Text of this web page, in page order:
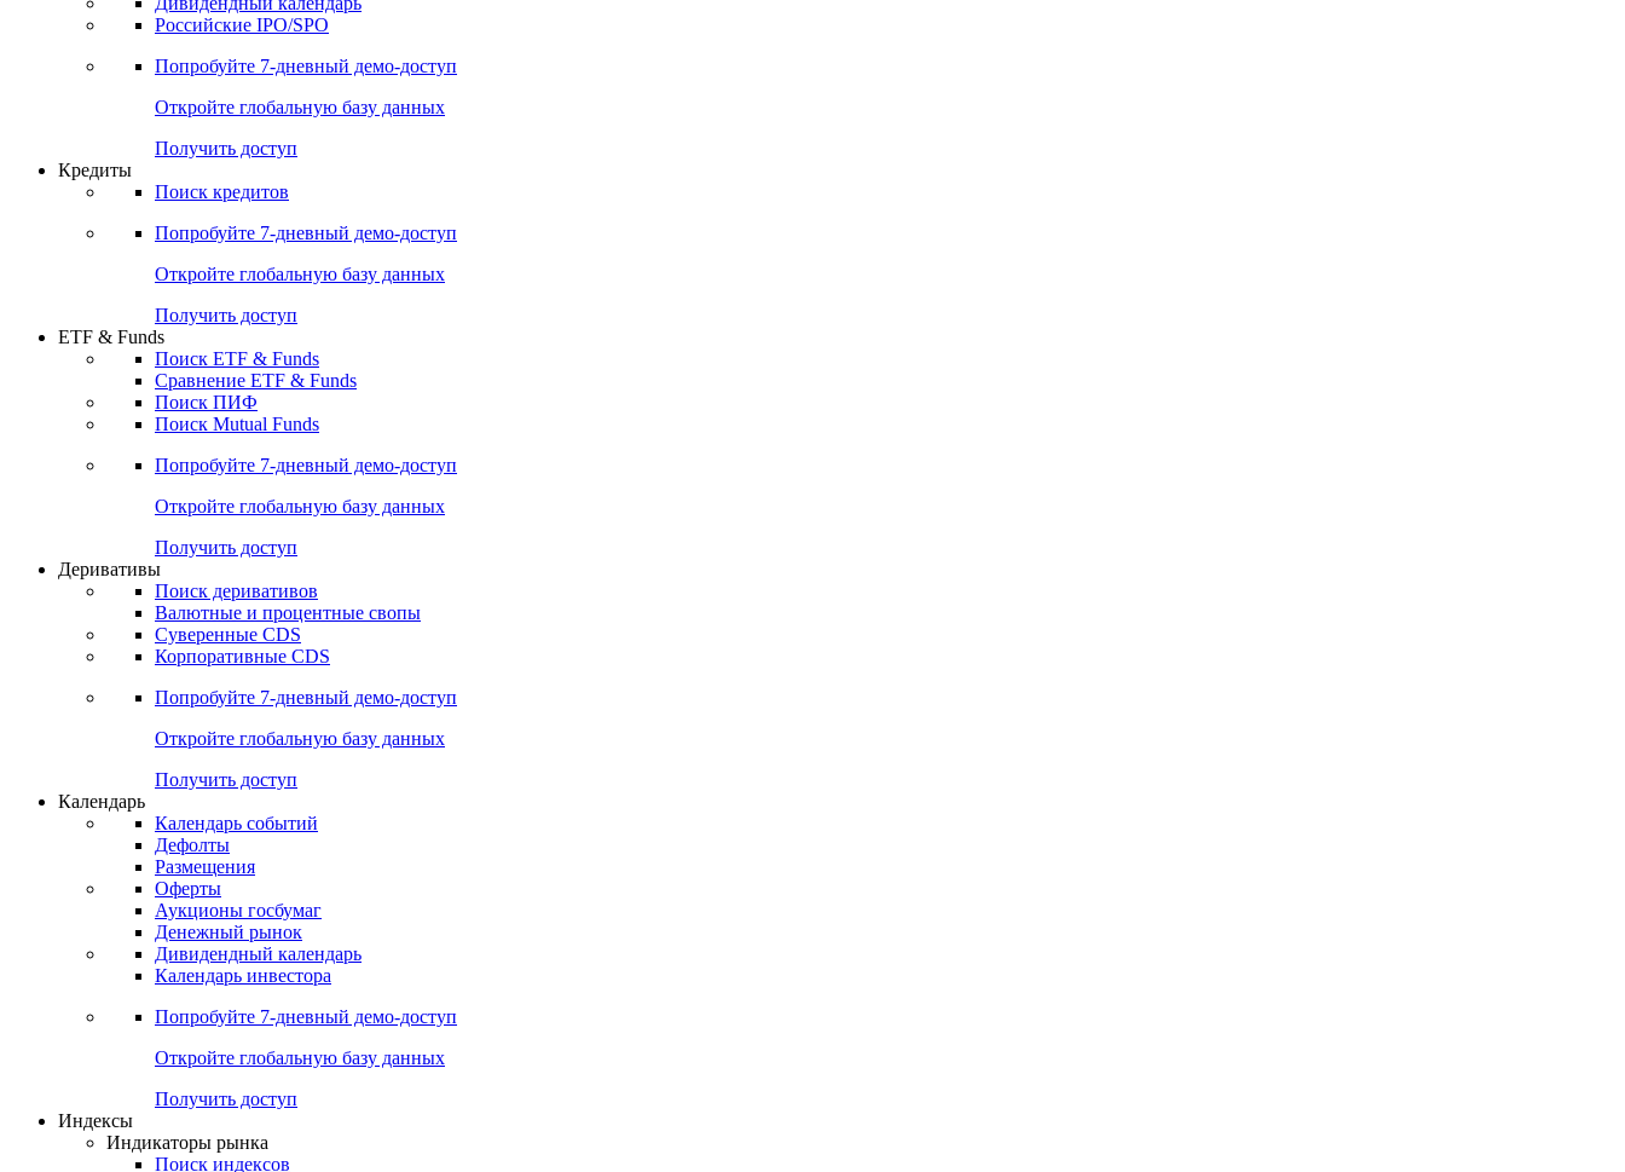
Получить доступ
Акции
Поиск акций
Дивидендный календарь
Российские IPO/SPO
Попробуйте7-дневный
Откройте глобальную базу данных
Получить доступ
Кредиты
Поиск кредитов
Попробуйте7-дневный
Откройте глобальную базу данных
Получить доступ
ETF & Funds
Поиск ETF & Funds
Сравнение ETF & Funds
Поиск ПИФ
Поиск Mutual Funds
Попробуйте7-дневный
Откройте глобальную базу данных
Получить доступ
Деривативы
Поиск деривативов
Валютные и процентные свопы
Суверенные CDS
Корпоративные CDS
Попробуйте7-дневный
Откройте глобальную базу данных
Получить доступ
Календарь
Календарь событий
Дефолты
Размещения
Оферты
Аукционы госбумаг
Денежный рынок
Дивидендный календарь
Календарь инвестора
Попробуйте7-дневный